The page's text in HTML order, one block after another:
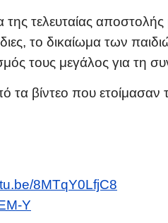
τελευταίας
το δικαίωμα των
τους μεγάλος για τη
βίντεο που ετοίμασαν
8MTqY0LfjC8
Y